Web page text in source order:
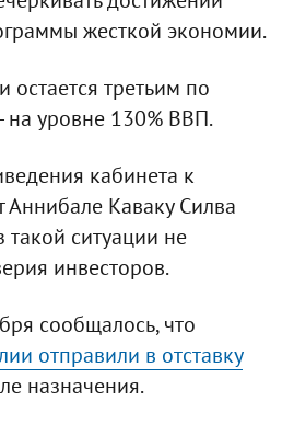
жесткой экономии.
остается третьим по
на уровне 130% ВВП.
кабинета к
Аннибале Каваку Силва
такой ситуации не
инвесторов.
сообщалось, что
отправили в отставку
назначения.